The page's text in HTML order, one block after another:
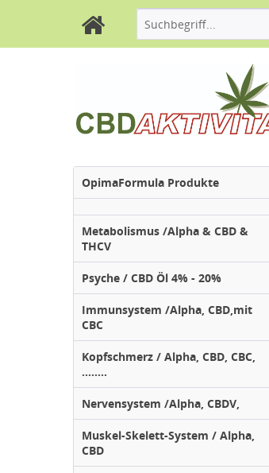
OpimaFormula Produkte
Metabolismus /Alpha & CBD &
THCV
Psyche / CBD Öl 4% - 20%
Immunsystem /Alpha, CBD,mit
CBC
Kopfschmerz / Alpha, CBD, CBC,
........
Nervensystem /Alpha, CBDV,
Muskel-Skelett-System / Alpha,
CBD